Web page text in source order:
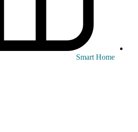
Smart Home